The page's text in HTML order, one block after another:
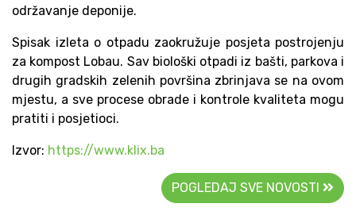
održavanje deponije.
Spisak izleta o otpadu zaokružuje posjeta postrojenju
za kompost Lobau. Sav biološki otpadi iz bašti, parkova i
drugih gradskih zelenih površina zbrinjava se na ovom
mjestu, a sve procese obrade i kontrole kvaliteta mogu
pratiti i posjetioci.
Izvor: https://www.klix.ba
POGLEDAJ SVE NOVOSTI